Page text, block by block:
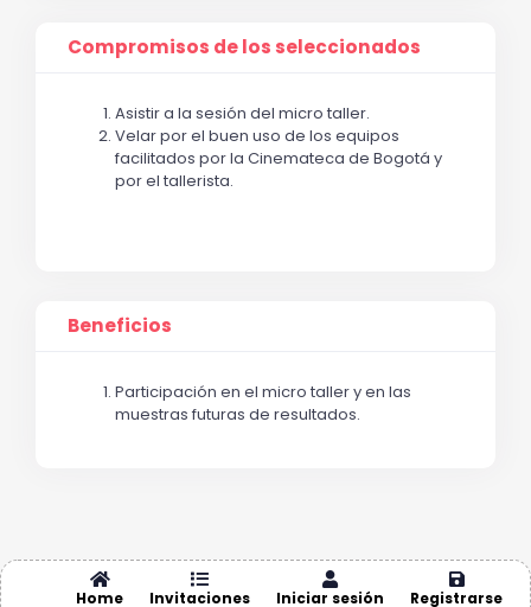
Compromisos de los seleccionados
Asistir a la sesión del micro taller.
Velar por el buen uso de los equipos
facilitados por la Cinemateca de Bogotá y
por el tallerista.
Beneficios
Participación en el micro taller y en las
muestras futuras de resultados.
Home Invitaciones Iniciar sesión Registrarse